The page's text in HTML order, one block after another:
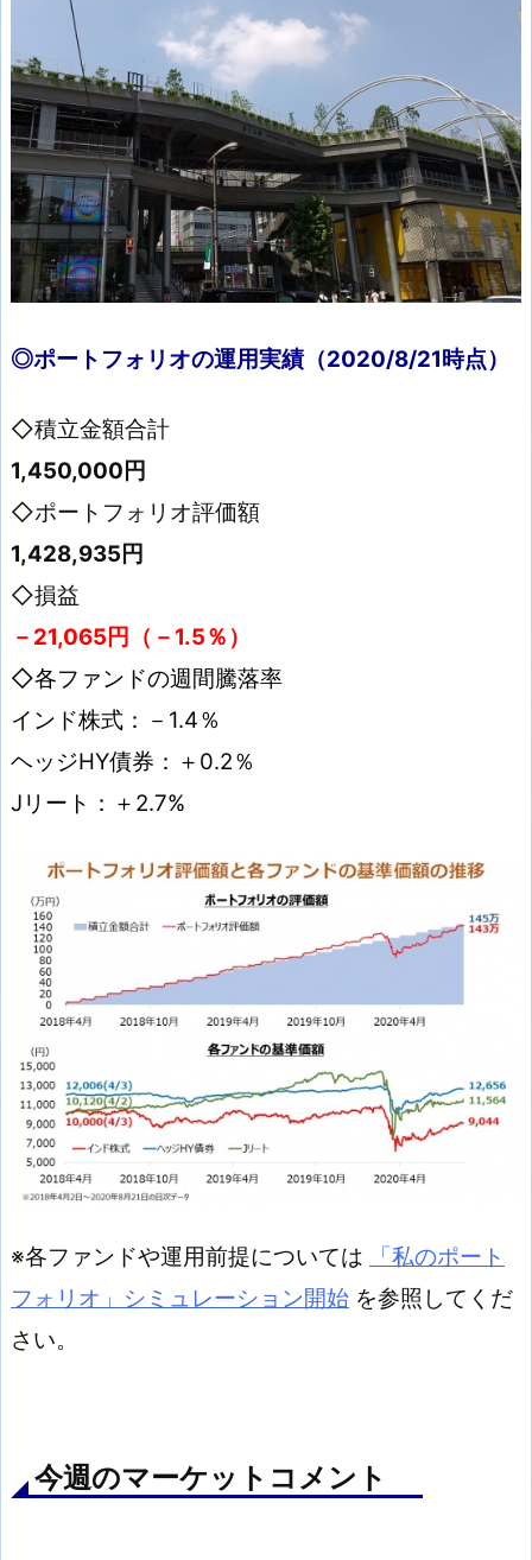
◎ポートフォリオの運用実績（2020/8/21時点）
◇積立金額合計
1,450,000円
◇ポートフォリオ評価額
1,428,935円
◇損益
－21,065 円（－1.5％）
◇各ファンドの週間騰落率
インド株式：－1.4％
ヘッジHY債券：＋0.2％
Jリート：＋2.7%
※各ファンドや運用前提については
「私のポート
フォリオ」シミュレーション開始 を参照してくだ
さい。
今週のマーケットコメント